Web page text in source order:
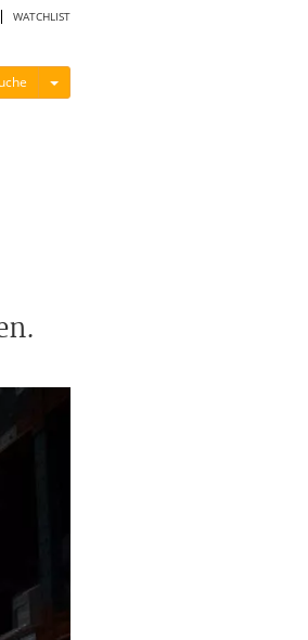
WATCHLIST
Menü ein-/ausblenden